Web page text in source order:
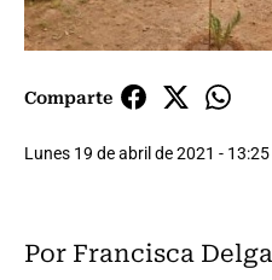
Comparte
Lunes 19 de abril de 2021 - 13:25
Por Francisca